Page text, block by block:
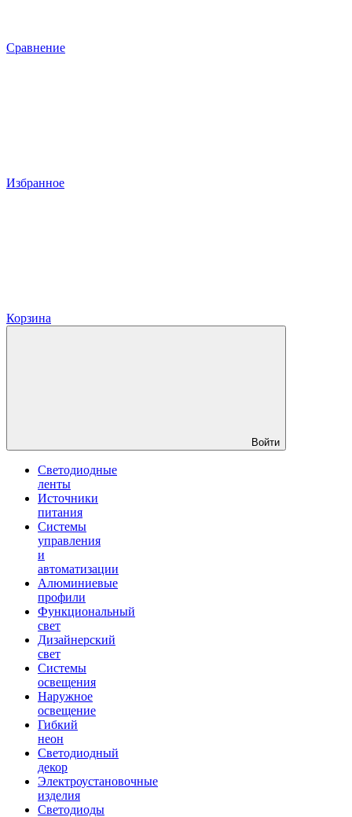
Сравнение
Избранное
Корзина
Войти
Светодиодные
ленты
Источники
питания
Системы
управления
и
автоматизации
Алюминиевые
профили
Функциональный
свет
Дизайнерский
свет
Системы
освещения
Наружное
освещение
Гибкий
неон
Светодиодный
декор
Электроустановочные
изделия
Светодиоды